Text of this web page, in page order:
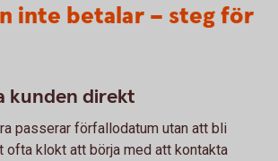
inte betalar – steg för
kunden direkt
passerar förfallodatum utan att bli
ofta klokt att börja med att kontakta